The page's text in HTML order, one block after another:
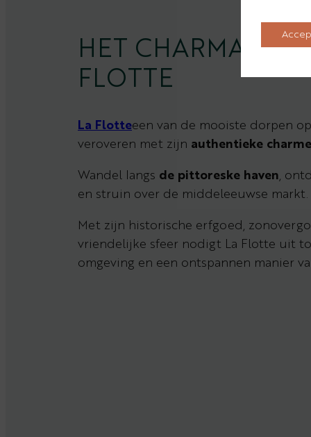
HET CHARMANTE
FLOTTE
La Flotteeen van de mooiste dorpen
veroveren met zijn authentieke charme
Wandel langs de pittoreske haven,
en struin over de middeleeuwse markt.
Met zijn historische erfgoed,
vriendelijke sfeer nodigt La Flotte uit
omgeving en een ontspannen manier